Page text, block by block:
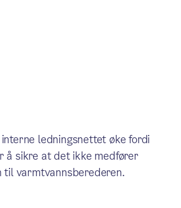
ledningsnettet øke fordi
å sikre at det ikke medfører
varmtvannsberederen.